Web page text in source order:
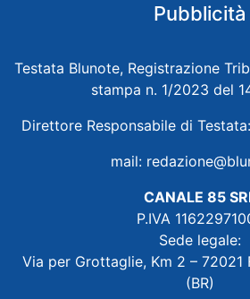
Pubblicità
Testata Blunote, Registrazione
stampa n. 1/2023 del
Direttore Responsabile di
mail:
CANALE 85
P.IVA
Sede legale:
Via per Grottaglie, Km 2 – 72021
(BR)